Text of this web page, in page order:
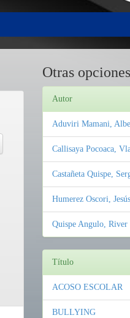
Otras
Autor
Aduviri Mamani,
Callisaya Pocoaca,
Castañeta Quispe,
Humerez Oscori, Jesús
Quispe Angulo, River
Título
ACOSO ESCOLAR
BULLYING